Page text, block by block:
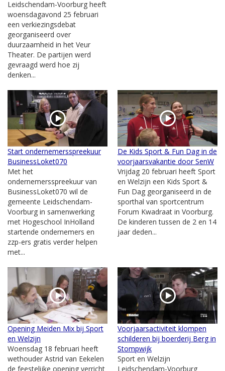
Leidschendam-Voorburg heeft
woensdagavond 25 februari
een verkiezingsdebat
georganiseerd over
duurzaamheid in het Veur
Theater. De partijen werd
gevraagd werd hoe zij
denken...
Start ondernemersspreekuur
BusinessLoket070
Met het
ondernemersspreekuur van
BusinessLoket070 wil de
gemeente Leidschendam-
Voorburg in samenwerking
met Hogeschool InHolland
startende ondernemers en
zzp-ers gratis verder helpen
met...
De Kids Sport & Fun Dag in de
voorjaarsvakantie door SenW
Vrijdag 20 februari heeft Sport
en Welzijn een Kids Sport &
Fun Dag georganiseerd in de
sporthal van sportcentrum
Forum Kwadraat in Voorburg.
De kinderen tussen de 2 en 14
jaar deden...
Opening Meiden Mix bij Sport
en Welzijn
Woensdag 18 februari heeft
wethouder Astrid van Eekelen
de feestelijke opening verricht
Voorjaarsactiviteit klompen
schilderen bij boerderij Berg in
Stompwijk
Sport en Welzijn
Leidschendam-Voorburg